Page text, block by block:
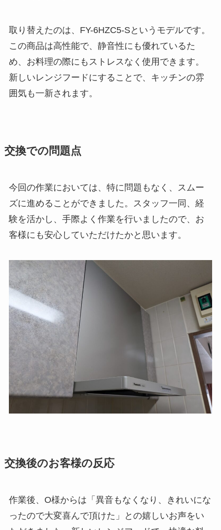
取り替えたのは、FY-6HZC5-Sというモデルです。
この商品は高性能で、静音性にも優れているた
め、お料理の際にもストレスなく使用できます。
新しいレンジフードにすることで、キッチンの雰
囲気も一新されます。
交換での問題点
今回の作業においては、特に問題もなく、スムー
ズに進めることができました。スタッフ一同、経
験を活かし、手際よく作業を行いましたので、お
客様にも安心していただけたかと思います。
交換後のお客様の反応
作業後、O様からは「異音もなくなり、きれいにな
ったので大変喜んで頂けた」との嬉しいお声をい